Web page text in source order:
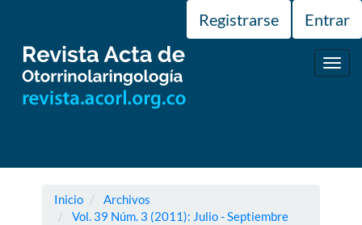
principal
Barra
lateral
Registrarse Entrar
Inicio
Archivos
Vol. 39 Núm. 3 (2011): Julio - Septiembre